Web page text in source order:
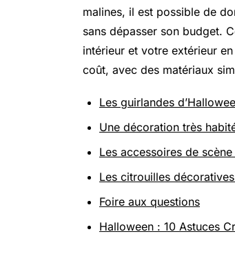
malines, il est possible de
sans dépasser son budget.
intérieur et votre extérieur
coût, avec des matériaux
Les guirlandes
Une décoration très
Les accessoires de
Les citrouilles
Foire aux questions
Halloween : 10 Astuces